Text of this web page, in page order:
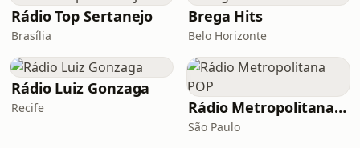
Rádio Top Sertanejo
Brasília
Brega Hits
Belo Horizonte
Rádio Luiz Gonzaga
Recife Rádio Metropolitana POP
São Paulo